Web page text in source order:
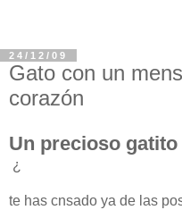
24/12/09
Gato con un
corazón
Un precioso gatito
¿
te has cnsado ya de las